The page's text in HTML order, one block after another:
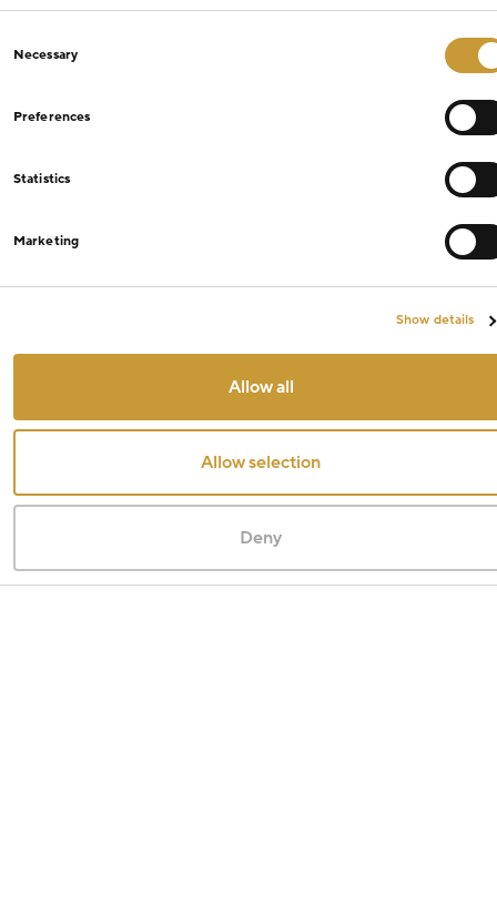
Selection
Necessary
Preferences
Statistics
Marketing
Show details
Allow all
Allow selection
Deny